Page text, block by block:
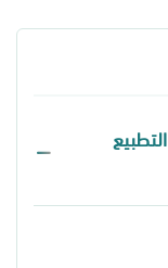
بوصفها قضية
والاقتصادية
وتحدياته على
يسلّط الضوء على
التعليمية